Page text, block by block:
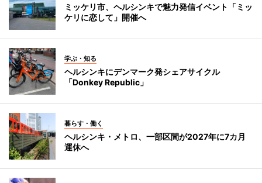
ミッケリ市、ヘルシンキで魅力発信イベント「ミッ
ケリに恋して」開催へ
学ぶ・知る
ヘルシンキにデンマーク発シェアサイクル
「Donkey Republic」
暮らす・働く
ヘルシンキ・メトロ、一部区間が2027年に7カ月
運休へ